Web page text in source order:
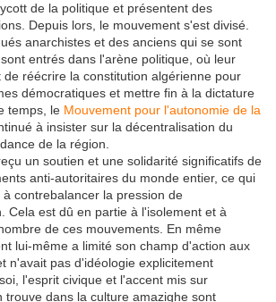
de la politique et présentent des
Depuis lors, le mouvement s'est divisé.
anarchistes et des anciens qui se sont
entrés dans l'arène politique, où leur
de réécrire la constitution algérienne pour
démocratiques et mettre fin à la dictature
temps, le Mouvement pour l'autonomie de la
à insister sur la décentralisation du
de la région.
un soutien et une solidarité significatifs de
anti-autoritaires du monde entier, ce qui
contrebalancer la pression de
Cela est dû en partie à l'isolement et à
de ces mouvements. En même
lui-même a limité son champ d'action aux
n'avait pas d'idéologie explicitement
l'esprit civique et l'accent mis sur
trouve dans la culture amazighe sont